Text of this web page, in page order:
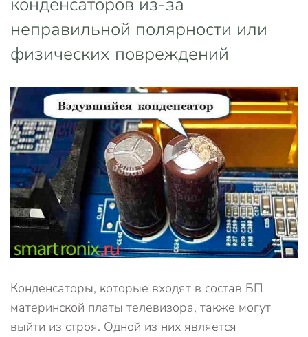
неправильной полярности или
физических повреждений
Конденсаторы, которые входят в состав БП
материнской платы телевизора, также могут
выйти из строя. Одной из них является